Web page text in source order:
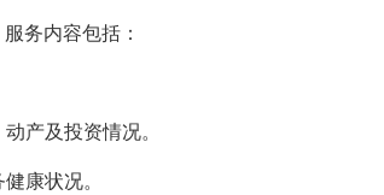
务内容包括：
产及投资情况。
康状况。